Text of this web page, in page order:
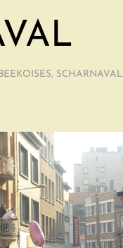
, SCHARNAVAL